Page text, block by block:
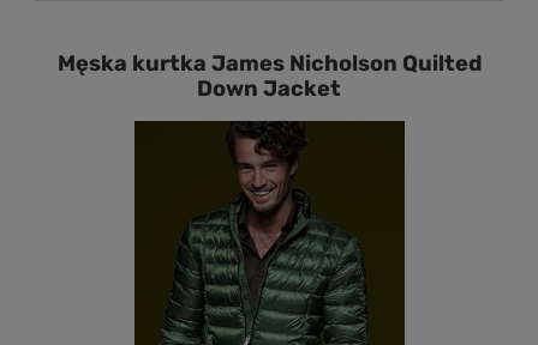
Męska kurtka James Nicholson Quilted
Down Jacket